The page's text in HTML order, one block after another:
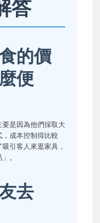
答
的價
便
是因為他們採取大
成本控制得比較
引客人來逛家具，
。
去